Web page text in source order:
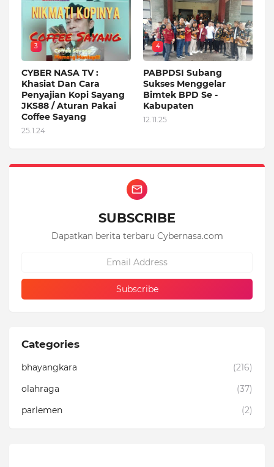
3
CYBER NASA TV :
Khasiat Dan Cara
Penyajian Kopi Sayang
JKS88 / Aturan Pakai
Coffee Sayang
25.1.24
4
PABPDSI Subang
Sukses Menggelar
Bimtek BPD Se -
Kabupaten
12.11.25
SUBSCRIBE
Dapatkan berita terbaru Cybernasa.com
Categories
bhayangkara
(216)
olahraga
(37)
parlemen
(2)